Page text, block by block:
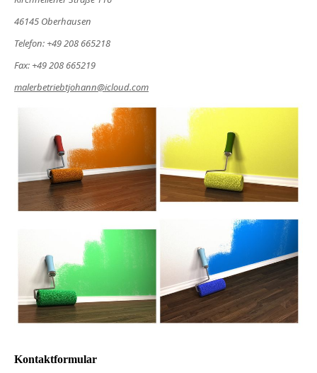
46145 Oberhausen
Telefon: +49 208 665218
Fax: +49 208 665219
malerbetriebtjohann@icloud.com
Kontaktformular